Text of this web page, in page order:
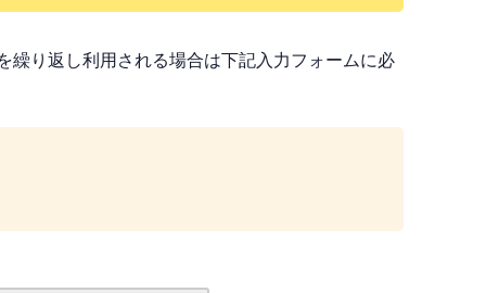
り返し利用される場合は下記入力フォームに必